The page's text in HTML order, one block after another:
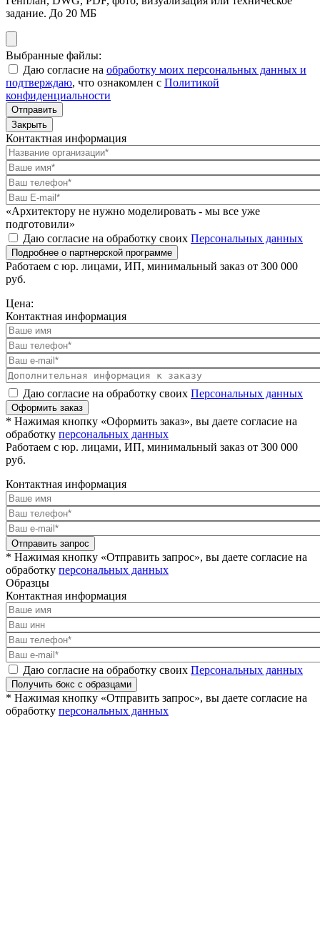
задание. До 20 МБ
Выбранные файлы:
Даю согласие на обработку моих персональных данных и
подтверждаю, что ознакомлен с Политикой
конфиденциальности
Отправить
Закрыть
Контактная информация
«Архитектору не нужно моделировать - мы все уже
подготовили»
Даю согласие на обработку своих Персональных данных
Подробнее о партнерской программе
Работаем с юр. лицами, ИП, минимальный заказ от 300 000
руб.
Цена:
Контактная информация
Даю согласие на обработку своих Персональных данных
Оформить заказ
* Нажимая кнопку «Оформить заказ», вы даете согласие на
обработку персональных данных
Работаем с юр. лицами, ИП, минимальный заказ от 300 000
руб.
Контактная информация
Отправить запрос
* Нажимая кнопку «Отправить запрос», вы даете согласие на
обработку персональных данных
Образцы
Контактная информация
Даю согласие на обработку своих Персональных данных
Получить бокс с образцами
* Нажимая кнопку «Отправить запрос», вы даете согласие на
обработку персональных данных